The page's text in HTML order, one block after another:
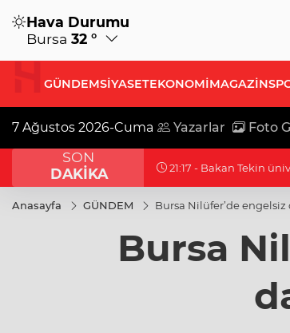
Hava Durumu
Bursa 32 °
GÜNDEMSİYASETEKONOMİMAGAZİN
7 Ağustos 2026-Cuma Yazarlar Foto
SON
DAKİKA
21:17 - Moritanyalı
Anasayfa GÜNDEM Bursa Nilüfer’de engelsiz
Bursa